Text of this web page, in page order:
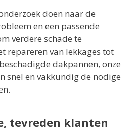
doen naar de
en een passende
verdere schade te
repareren van lekkages tot
dakpannen, onze
snel en vakkundig de nodige
tevreden klanten